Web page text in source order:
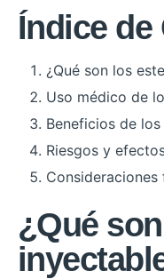
Índice
¿Qué son los
Uso médico de
Beneficios de
Riesgos y
Consideraciones
¿Qué